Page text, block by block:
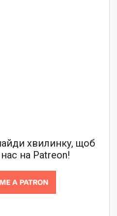
хвилинку, щоб
на Patreon!